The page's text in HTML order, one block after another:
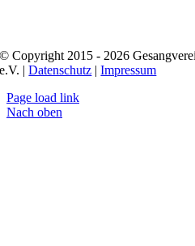
© Copyright 2015 - 2026
e.V. |Datenschutz |Impressum
Page load link
Nach oben